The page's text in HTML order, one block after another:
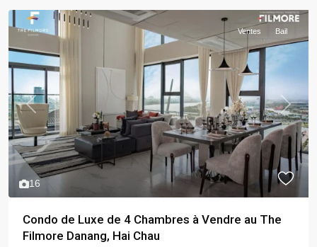
16
Previous Next
Ventes Bail
Condo de Luxe de 4 Chambres à Vendre au The
Filmore Danang, Hai Chau